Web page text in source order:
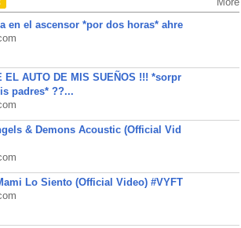
More
en el ascensor *por dos horas* ahre
EL AUTO DE MIS SUEÑOS !!! *sorpr
padres* ??...
& Demons Acoustic (Official Vid
Lo Siento (Official Video) #VYFT